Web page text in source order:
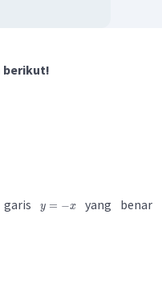
berikut!
y = −x
yang benar